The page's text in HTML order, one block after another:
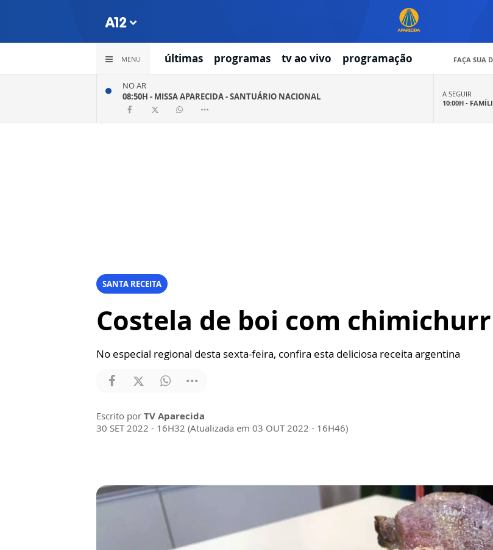
MENU últimas programas tv ao vivo programação FAÇA SUA
NO AR
08:50H - MISSA APARECIDA - SANTUÁRIO NACIONAL
A SEGUIR
10:00H -
SANTA RECEITA
Costela de boi com
No especial regional desta sexta-feira, confira esta deliciosa receita argentina
Escrito por TV Aparecida
30 SET 2022 - 16H32 (Atualizada em 03 OUT 2022 - 16H46)